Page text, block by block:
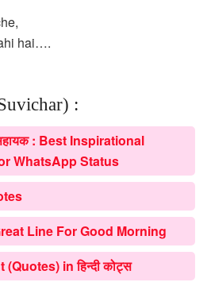
hai….
:
: Best Inspirational
WhatsApp Status
Line For Good Morning
in हिन्दी कोट्स